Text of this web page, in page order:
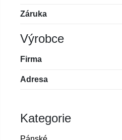
Záruka
Výrobce
Firma
Adresa
Kategorie